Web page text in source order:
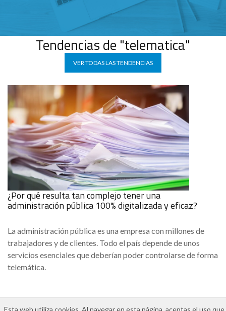
Tendencias de "telematica"
VER TODAS LAS TENDENCIAS
¿Por qué resulta tan complejo tener una
administración pública 100% digitalizada y eficaz?
La administración pública es una empresa con millones de
trabajadores y de clientes. Todo el país depende de unos
servicios esenciales que deberían poder controlarse de forma
telemática.
Esta web utiliza cookies. Al navegar en esta página, aceptas el uso que